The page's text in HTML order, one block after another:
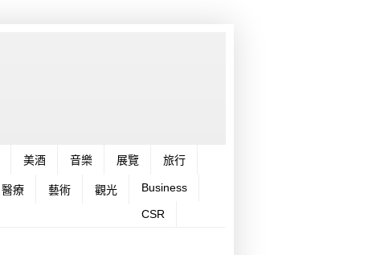
美酒 音樂 展覽 旅行
醫療 藝術 觀光 Business
CSR